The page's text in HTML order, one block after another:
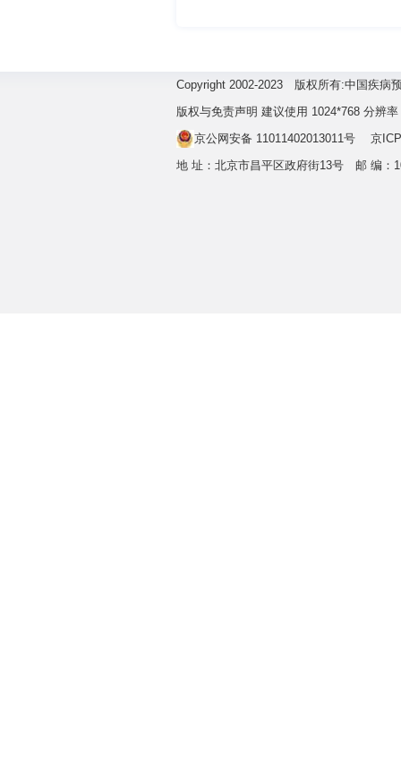
Copyright 2002-2023 版权所有:中国疾病
版权与免责声明 建议使用 1024*768 分辨
京公网安备 11011402013011号
京
地 址：北京市昌平区政府街13号 邮 编：